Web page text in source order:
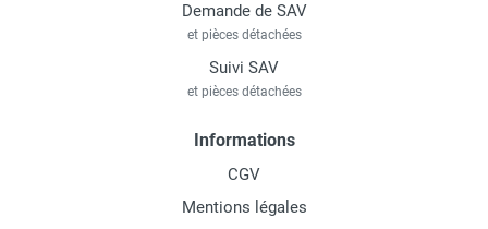
Demande de SAV
et pièces détachées
Suivi SAV
et pièces détachées
Informations
CGV
Mentions légales